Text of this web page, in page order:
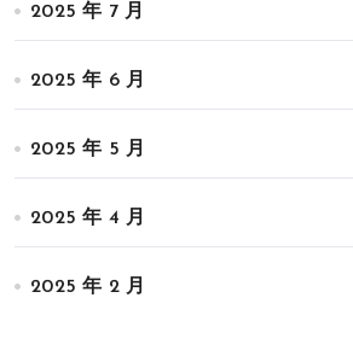
2025 年 7 月
2025 年 6 月
2025 年 5 月
2025 年 4 月
2025 年 2 月